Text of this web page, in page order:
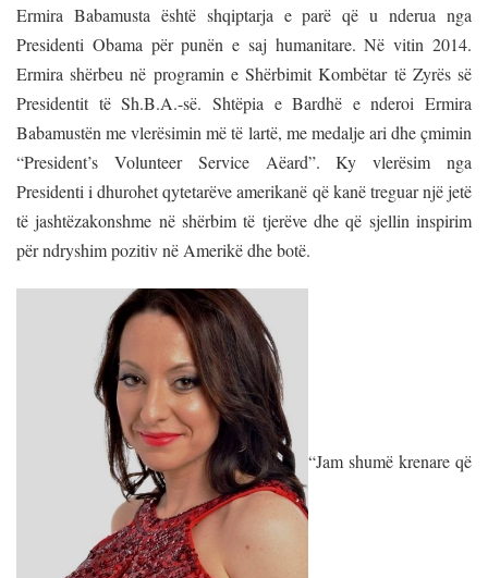
Ermira Babamusta është shqiptarja e parë që u nderua nga
Presidenti Obama për punën e saj humanitare. Në vitin 2014.
Ermira shërbeu në programin e Shërbimit Kombëtar të Zyrës së
Presidentit të Sh.B.A.-së. Shtëpia e Bardhë e nderoi Ermira
Babamustën me vlerësimin më të lartë, me medalje ari dhe çmimin
“President’s Volunteer Service Aëard”. Ky vlerësim nga
Presidenti i dhurohet qytetarëve amerikanë që kanë treguar një jetë
të jashtëzakonshme në shërbim të tjerëve dhe që sjellin inspirim
për ndryshim pozitiv në Amerikë dhe botë.
“Jam shumë krenare që